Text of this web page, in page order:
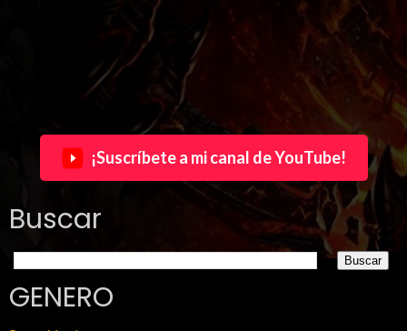
¡Suscríbete a mi canal de YouTube!
Buscar
GENERO